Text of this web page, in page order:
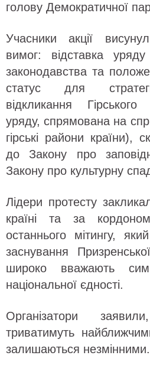
голову Демократичної
Учасники акції
вимог: відставка
законодавства та
статус для
відкликання Гірського
уряду, спрямована на
гірські райони країни),
до Закону про
Закону про культурну
Лідери протесту
країні та за
останнього мітингу,
заснування
широко вважають
національної єдності.
Організатори
триватимуть
залишаються незмінними.